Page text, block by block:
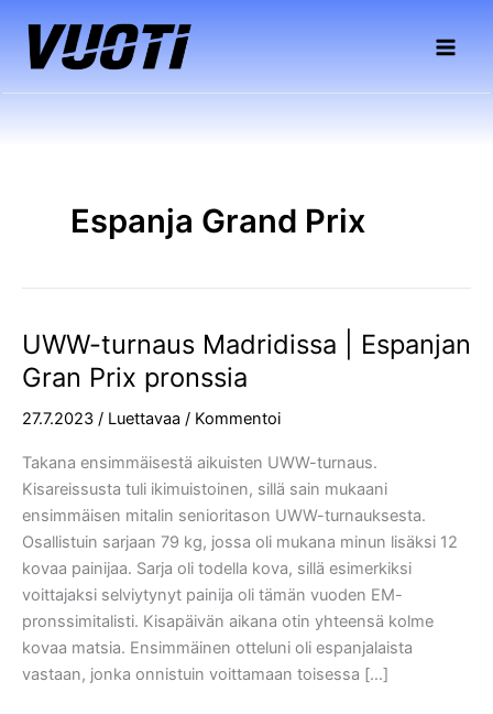
sisältöön
Espanja Grand Prix
UWW-turnaus Madridissa | Espanjan
Gran Prix pronssia
27.7.2023 / Luettavaa / Kommentoi
Takana ensimmäisestä aikuisten UWW-turnaus.
Kisareissusta tuli ikimuistoinen, sillä sain mukaani
ensimmäisen mitalin senioritason UWW-turnauksesta.
Osallistuin sarjaan 79 kg, jossa oli mukana minun lisäksi 12
kovaa painijaa. Sarja oli todella kova, sillä esimerkiksi
voittajaksi selviytynyt painija oli tämän vuoden EM-
pronssimitalisti. Kisapäivän aikana otin yhteensä kolme
kovaa matsia. Ensimmäinen otteluni oli espanjalaista
vastaan, jonka onnistuin voittamaan toisessa […]
UWW-
turnaus
Madridissa
|
Gran
Prix
pronssia